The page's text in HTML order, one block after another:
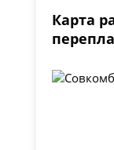
Карта